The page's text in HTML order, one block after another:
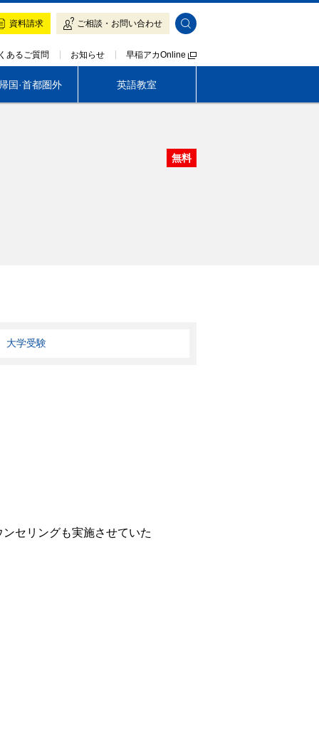
資料請求 ご相談・お問い合わせ
あるご質問 お知らせ 早稲アカOnline
入塾をご検討の方へ
入塾をご検討の方へ
国·首都圏外 英語教室
無料
大学受験
セリングも実施させていた